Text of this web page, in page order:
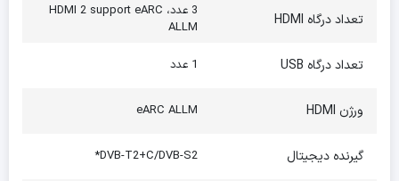
تعداد درگاه HDMI
3 عدد، HDMI 2 support eARC
ALLM
تعداد درگاه USB 1 عدد
ورژن HDMI eARC ALLM
گیرنده دیجیتال DVB-T2+C/DVB-S2*